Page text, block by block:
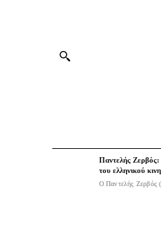
Παντελής Ζερβός:
του ελληνικού
Ο Παντελής Ζερβός